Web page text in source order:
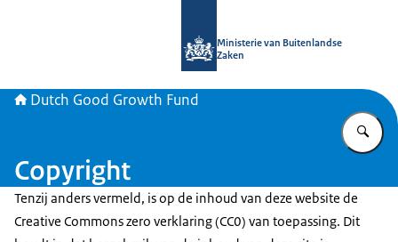
Ministerie van Buitenlandse
Zaken
Dutch Good Growth Fund
Copyright
Tenzij anders vermeld, is op de inhoud van deze website de
Creative Commons zero verklaring (CC0) van toepassing. Dit